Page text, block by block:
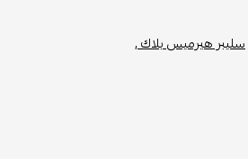
سليبر هيرميس بلاك ,